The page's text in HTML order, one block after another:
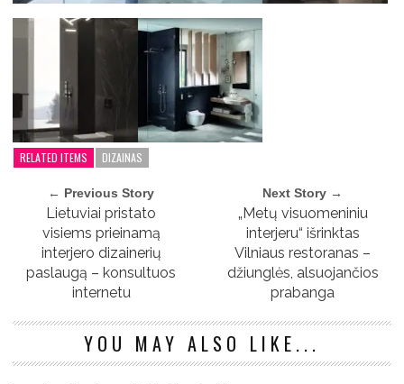
RELATED ITEMS DIZAINAS
← Previous Story
Lietuviai pristato
visiems prieinamą
interjero dizainerių
paslaugą – konsultuos
internetu
Next Story →
„Metų visuomeniniu
interjeru“ išrinktas
Vilniaus restoranas –
džiunglės, alsuojančios
prabanga
YOU MAY ALSO LIKE...